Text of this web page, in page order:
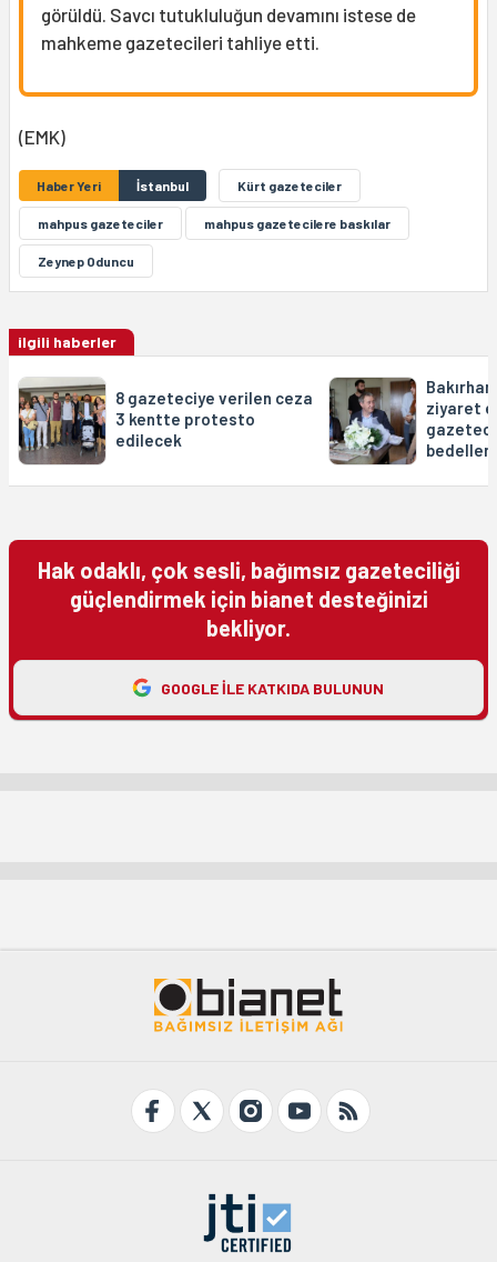
görüldü. Savcı tutukluluğun devamını istese de
mahkeme gazetecileri tahliye etti.
(EMK)
Haber Yeri İstanbul Kürt gazeteciler
mahpus gazeteciler mahpus gazetecilere baskılar
Zeynep Oduncu
ilgili haberler
8 gazeteciye verilen ceza
3 kentte protesto
edilecek
ziyaret
bedeller
Hak odaklı, çok sesli, bağımsız gazeteciliği
güçlendirmek için bianet desteğinizi
bekliyor.
GOOGLE ILE KATKIDA BULUNUN